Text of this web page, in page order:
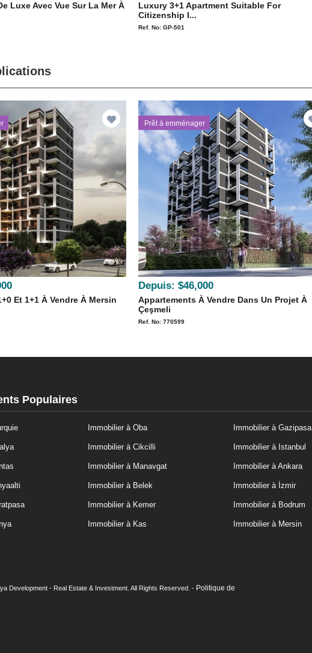
Luxe Avec Vue Sur La Mer À
Luxury 3+1 Apartment Suitable For
Citizenship I...
Ref. No: GP-501
Et 1+1 À Vendre À Mersin
Prêt à emménager
Depuis: $46,000
Appartements À Vendre Dans Un Projet À
Çeşmeli
Ref. No: 770599
Populaires
Immobilier à Oba
Immobilier à Cikcilli
Immobilier à Manavgat
Immobilier à Belek
Immobilier à Kemer
Immobilier à Kas
Immobilier à Gazipasa
Immobilier à Istanbul
Immobilier à Ankara
Immobilier à İzmir
Immobilier à Bodrum
Immobilier à Mersin
Development - Real Estate & Investment. All Rights Reserved. - Politique de